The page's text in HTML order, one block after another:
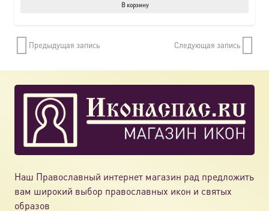
В корзину
Предыдущая запись Следующая запись
Наш Православный интернет магазин рад предложить
вам широкий выбор православных икон и святых
образов